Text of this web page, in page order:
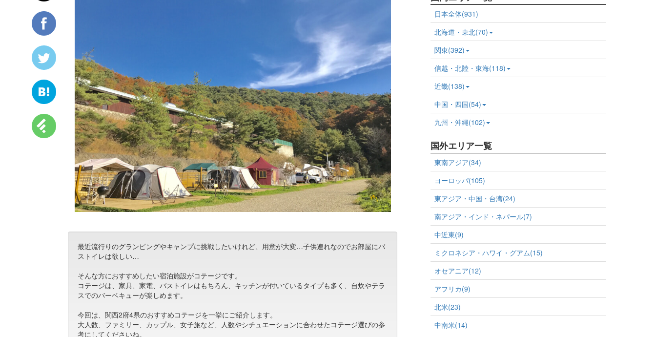
最近流行りのグランピングやキャンプに挑戦したいけれど、用意が大変…子供連れなのでお部屋にバ
ストイレは欲しい…
そんな方におすすめしたい宿泊施設がコテージです。
コテージは、家具、家電、バストイレはもちろん、キッチンが付いているタイプも多く、自炊やテラ
スでのバーベキューが楽しめます。
今回は、関西2府4県のおすすめコテージを一挙にご紹介します。
大人数、ファミリー、カップル、女子旅など、人数やシチュエーションに合わせたコテージ選びの参
考にしてくださいね。
日本全体(931)
北海道・東北(70)
関東(392)
信越・北陸・東海(118)
近畿(138)
中国・四国(54)
九州・沖縄(102)
国外エリア一覧
東南アジア(34)
ヨーロッパ(105)
東アジア・中国・台湾(24)
南アジア・インド・ネパール(7)
中近東(9)
ミクロネシア・ハワイ・グアム(15)
オセアニア(12)
アフリカ(9)
北米(23)
中南米(14)